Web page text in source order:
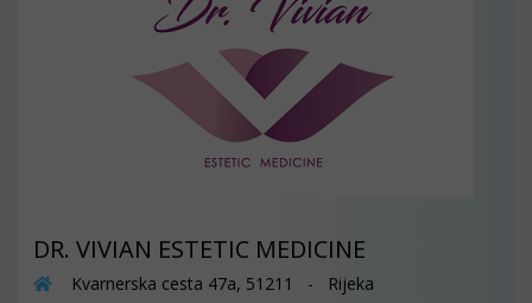
DR. VIVIAN ESTETIC MEDICINE
Kvarnerska cesta 47a, 51211 - Rijeka